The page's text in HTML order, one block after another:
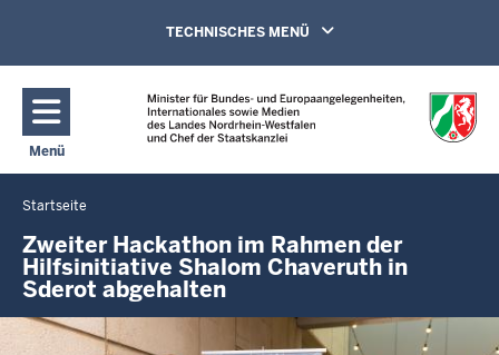
Direkt zum Inhalt
Navigation aktivieren/deaktivieren:
TECHNISCHES MENÜ
Menü
Navigation aktivieren/deaktivieren: Hauptmenü
Sie
befinden
sich
hier
Startseite
Zweiter Hackathon im Rahmen der
Hilfsinitiative Shalom Chaveruth in
Sderot abgehalten